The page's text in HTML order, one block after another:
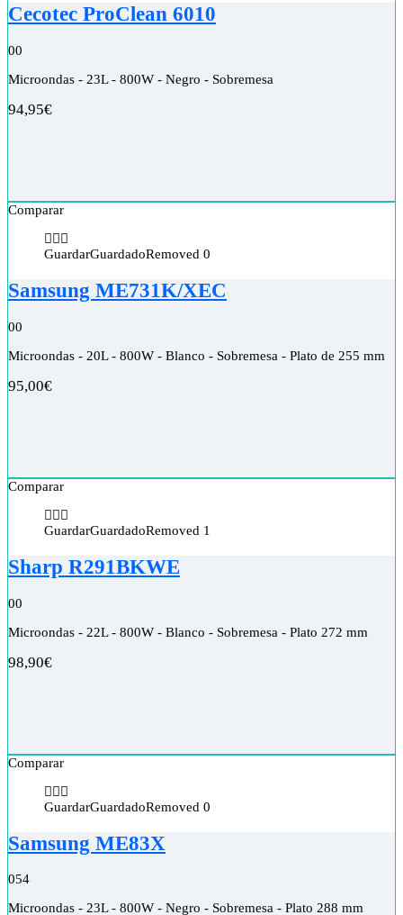
Cecotec ProClean 6010
00
Microondas - 23L - 800W - Negro - Sobremesa
94,95€
Comparar
GuardarGuardadoRemoved 0
Samsung ME731K/XEC
00
Microondas - 20L - 800W - Blanco - Sobremesa - Plato de 255 mm
95,00€
Comparar
GuardarGuardadoRemoved 1
Sharp R291BKWE
00
Microondas - 22L - 800W - Blanco - Sobremesa - Plato 272 mm
98,90€
Comparar
GuardarGuardadoRemoved 0
Samsung ME83X
054
Microondas - 23L - 800W - Negro - Sobremesa - Plato 288 mm